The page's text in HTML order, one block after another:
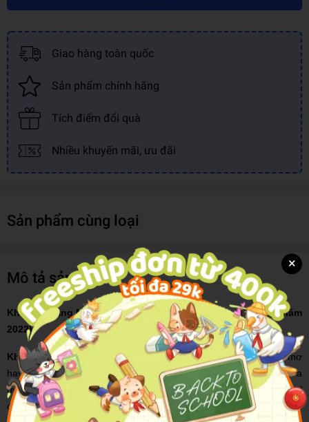
Giao hàng toàn quốc
Sản phẩm chính hãng
Tích điểm đổi quà
Nhiều khuyến mãi, ưu đãi
Sản phẩm cùng loại
Mô tả sản phẩm
Khi Bạn Đang Mơ Thì Người Khác Đang Nỗ Lực (Tái bản năm
2022)
Khi Bạn Đang Mơ Thì Người Khác Đang Nỗ Lực- bạn đang mơ
hay đang nỗ lực? Bạn có đang đi đúng con đường hiện thực hóa
ước mơ của mình thành sự thật? Hay bạn vẫn còn đang vẫn chỉ
đang nằm mơ về thành công trong khi người khác đã bắt đầu nếm
×